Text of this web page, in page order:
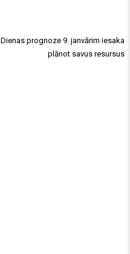
Dienas prognoze 9. janvārim iesaka
plānot savus resursus